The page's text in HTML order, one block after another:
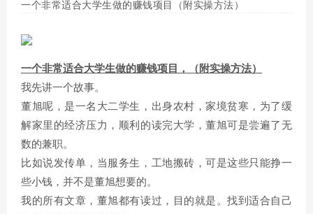
一个非常适合大学生做的赚钱项目（附实操方法）
一个非常适合大学生做的赚钱项目，（附实操方法）
我先讲一个故事。
董旭呢，是一名大二学生，出身农村，家境贫寒，为了缓
解家里的经济压力，顺利的读完大学，董旭可是尝遍了无
数的兼职。
比如说发传单，当服务生，工地搬砖，可是这些只能挣一
些小钱，并不是董旭想要的。
我的所有文章，董旭都有读过，目的就是。找到适合自己